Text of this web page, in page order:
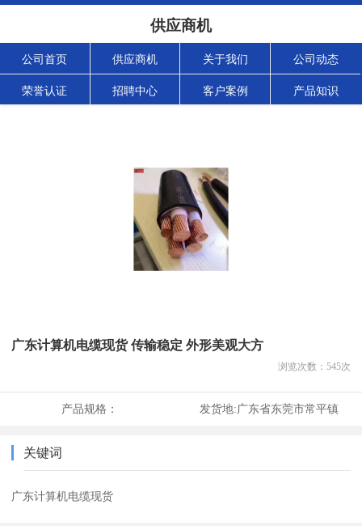
供应商机
公司首页 供应商机 关于我们 公司动态
荣誉认证 招聘中心 客户案例 产品知识
广东计算机电缆现货 传输稳定 外形美观大方
浏览次数： 545次
产品规格： 发货地:广东省东莞市常平镇
关键词
广东计算机电缆现货